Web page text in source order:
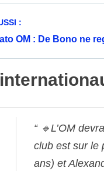
:
OM : De Bono ne
🔹L’OM
club est sur le
ans) et